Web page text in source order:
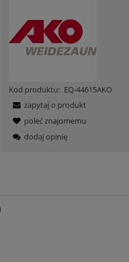
Kod produktu: EQ-44615AKO
zapytaj o produkt
poleć znajomemu
dodaj opinię